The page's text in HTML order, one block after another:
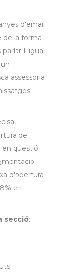
d'email
de la forma
li igual
assessoria
de
en qüestió
d'obertura
en
secció: